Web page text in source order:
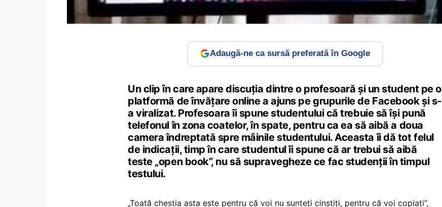
Adaugă-ne ca sursă preferată în Google
Un clip în care apare discuţia dintre o profesoară şi un student pe o
platformă de învăţare online a ajuns pe grupurile de Facebook şi s-
a viralizat. Profesoara îi spune studentului că trebuie să îşi pună
telefonul în zona coatelor, în spate, pentru ca ea să aibă a doua
camera îndreptată spre mâinile studentului. Aceasta îi dă tot felul
de indicaţii, timp în care studentul îi spune că ar trebui să aibă
teste „open book”, nu să supravegheze ce fac studenţii în timpul
testului.
„Toată chestia asta este pentru că voi nu sunteţi cinstiţi, pentru că voi copiaţi”,